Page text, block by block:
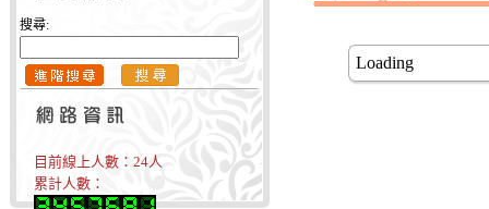
搜尋:
目前線上人數： 24人
累計人數：
Loading